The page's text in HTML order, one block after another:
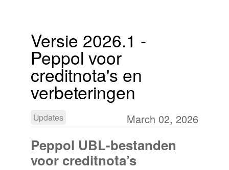
Versie 2026.1 -
Peppol voor
creditnota's en
verbeteringen
Updates March 02, 2026
Peppol UBL-bestanden
voor creditnota’s